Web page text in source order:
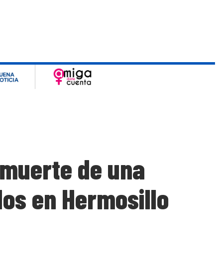
de una
en Hermosillo